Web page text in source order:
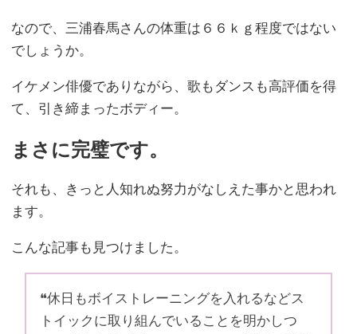
なので、三浦春馬さんの体重は６６ｋｇ程度ではない
でしょうか。
イケメン俳優でありながら、歌もダンスも高評価を得
て、引き締まったボディー。
まさに完璧です。
それも、きっと人知れぬ努力がなしえた事かと思われ
ます。
こんな記事も見つけました。
❝休日もボイストレーニングを入れるなどス
トイックに取り組んでいることを明かしつ